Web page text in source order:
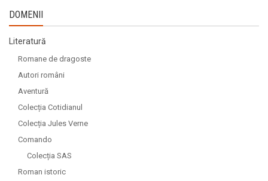
DOMENII
Literatură
Romane de dragoste
Autori români
Aventură
Colecția Cotidianul
Colecția Jules Verne
Comando
Colecția SAS
Roman istoric